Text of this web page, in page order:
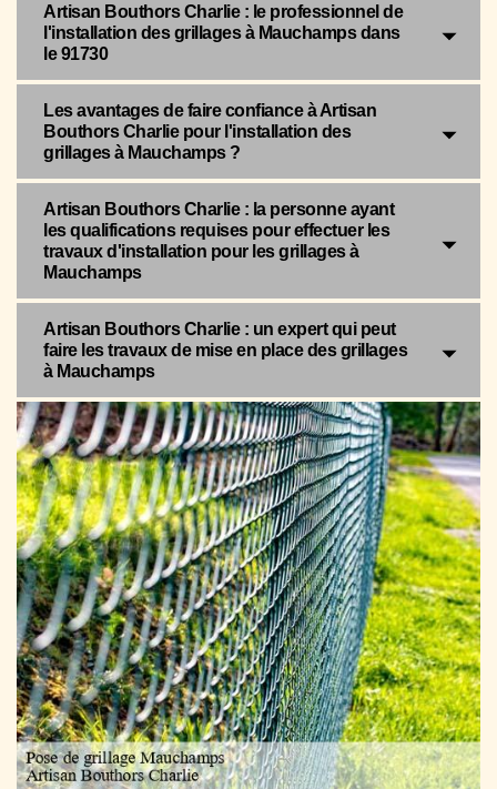
Artisan Bouthors Charlie : le professionnel de
l'installation des grillages à Mauchamps dans
le 91730
Les avantages de faire confiance à Artisan
Bouthors Charlie pour l'installation des
grillages à Mauchamps ?
Artisan Bouthors Charlie : la personne ayant
les qualifications requises pour effectuer les
travaux d'installation pour les grillages à
Mauchamps
Artisan Bouthors Charlie : un expert qui peut
faire les travaux de mise en place des grillages
à Mauchamps